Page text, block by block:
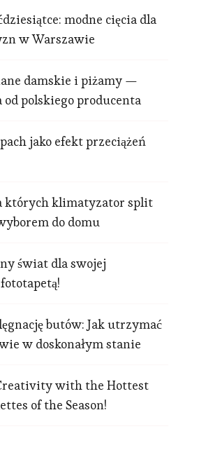
modne cięcia dla
w Warszawie
damskie i piżamy —
od polskiego producenta
jako efekt przeciążeń
których klimatyzator split
do domu
świat dla swojej
butów: Jak utrzymać
w doskonałym stanie
with the Hottest
of the Season!